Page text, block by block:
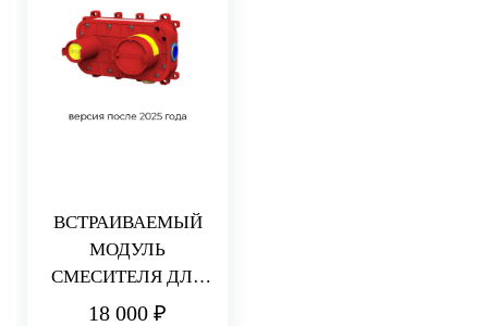
ВСТРАИВАЕМЫЙ
МОДУЛЬ
СМЕСИТЕЛЯ ДЛЯ
РАКОВИНЫ/ДУША
18 000 ₽